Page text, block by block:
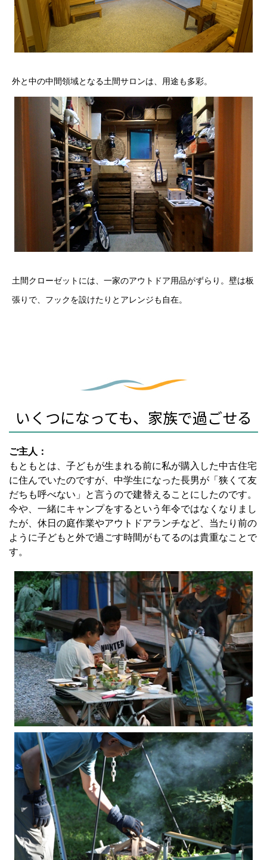
外と中の中間領域となる土間サロンは、用途も多彩。
土間クローゼットには、一家のアウトドア用品がずらり。壁は板
張りで、フックを設けたりとアレンジも自在。
いくつになっても、家族で過ごせる
ご主人：
もともとは、子どもが生まれる前に私が購入した中古住宅
に住んでいたのですが、中学生になった長男が「狭くて友
だちも呼べない」と言うので建替えることにしたのです。
今や、一緒にキャンプをするという年令ではなくなりまし
たが、休日の庭作業やアウトドアランチなど、当たり前の
ように子どもと外で過ごす時間がもてるのは貴重なことで
す。